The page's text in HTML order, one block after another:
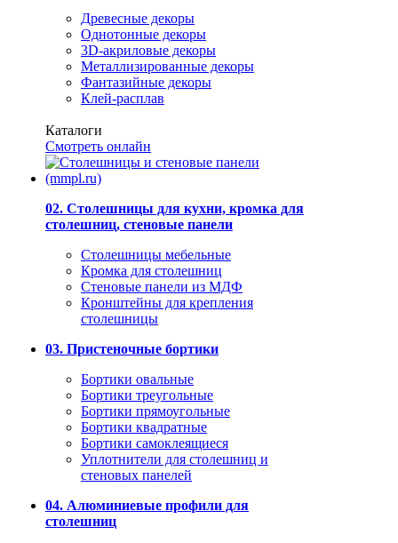
Древесные декоры
Однотонные декоры
3D-акриловые декоры
Металлизированные декоры
Фантазийные декоры
Клей-расплав
Каталоги
Смотреть онлайн
02. Столешницы для кухни, кромка для
столешниц, стеновые панели
Столешницы мебельные
Кромка для столешниц
Стеновые панели из МДФ
Кронштейны для крепления
столешницы
03. Пристеночные бортики
Бортики овальные
Бортики треугольные
Бортики прямоугольные
Бортики квадратные
Бортики самоклеящиеся
Уплотнители для столешниц и
стеновых панелей
04. Алюминиевые профили для
столешниц